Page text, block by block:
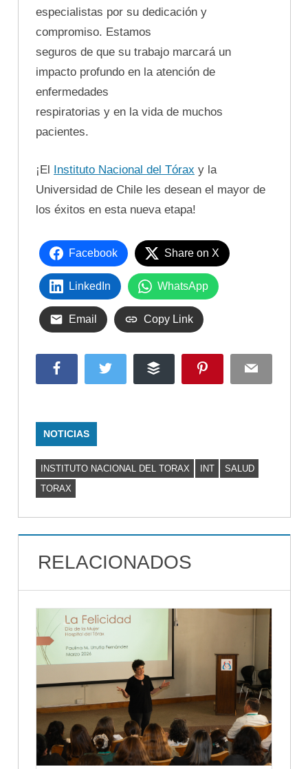
especialistas por su dedicación y
compromiso. Estamos
seguros de que su trabajo marcará un
impacto profundo en la atención de
enfermedades
respiratorias y en la vida de muchos
pacientes.
¡El Instituto Nacional del Tórax y la
Universidad de Chile les desean el mayor de
los éxitos en esta nueva etapa!
Facebook Share on X
LinkedIn WhatsApp
Email Copy Link
FacebookTwitter Buffer Pinterest Email
NOTICIAS
INSTITUTO NACIONAL DEL TORAX INT
SALUD
TORAX
RELACIONADOS